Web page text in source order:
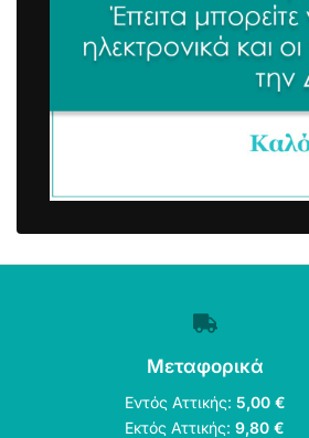
Μεταφορικά
Εντός Αττικής: 5,00 €
Εκτός Αττικής:9,80 €